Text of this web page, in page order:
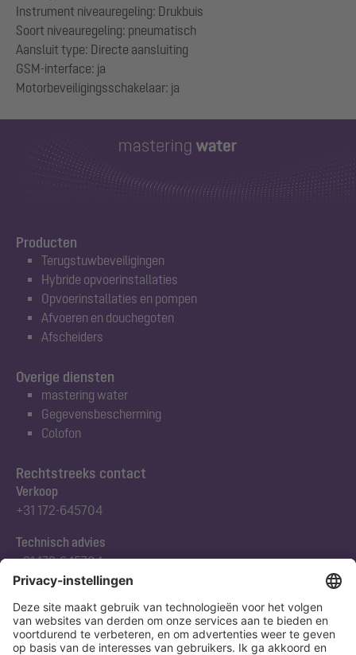
Instrument niveauregeling: Drukbuis
Soort niveauregeling: pneumatisch
Aansluit type: Directe aansluiting
GSM-interface: ja
Producten
Terugstuwbeveiligingen
Hybride opvoerinstallaties
Opvoerinstallaties en pompen
Afvoeren en douchegoten
Afscheiders
Rechtstreeks contact
Verkoop
+31 172-645704
Technisch advies
+31 172-645704
Abonneert u zich op onze nieuwsbrief
Nu aanmelden
Overige diensten
mastering water
Gegevensbescherming
Colofon